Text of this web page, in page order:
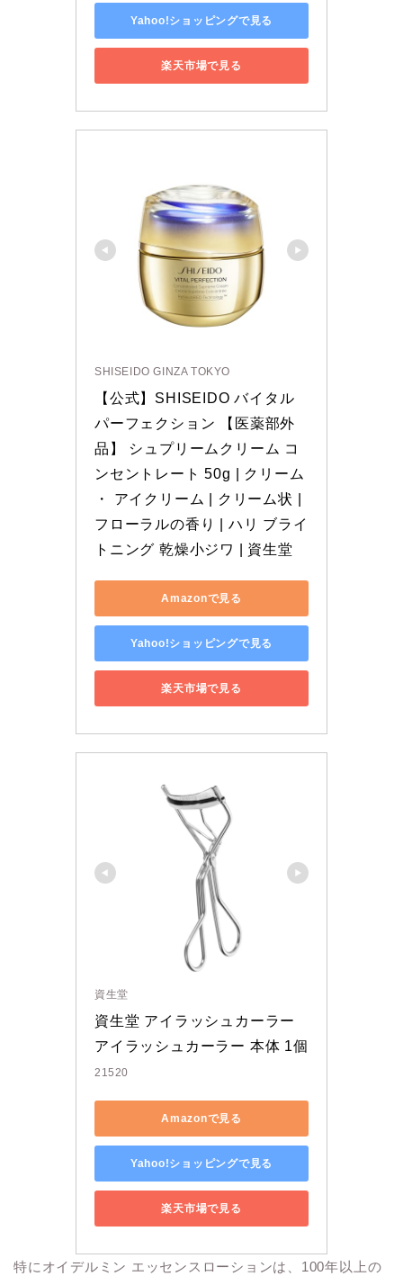
Yahoo!ショッピングで見る
楽天市場で見る
SHISEIDO GINZA TOKYO
【公式】SHISEIDO バイタル
パーフェクション 【医薬部外
品】 シュプリームクリーム コ
ンセントレート 50g | クリーム
・ アイクリーム | クリーム状 |
フローラルの香り | ハリ ブライ
トニング 乾燥小ジワ | 資生堂
Amazonで見る
Yahoo!ショッピングで見る
楽天市場で見る
資生堂
資生堂 アイラッシュカーラー
アイラッシュカーラー 本体 1個
21520
Amazonで見る
Yahoo!ショッピングで見る
楽天市場で見る
特にオイデルミン エッセンスローションは、100年以上の